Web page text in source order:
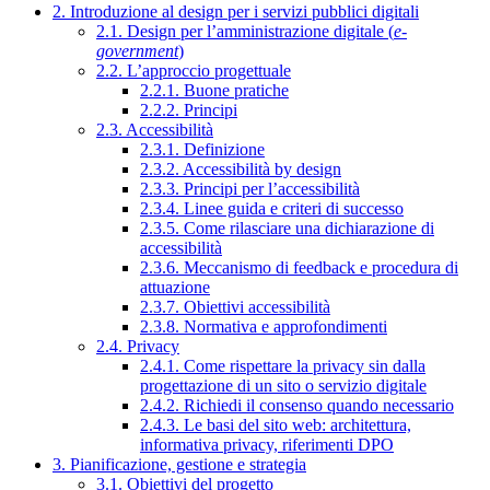
2. Introduzione al design per i servizi pubblici digitali
2.1. Design per l’amministrazione digitale (e-
government)
2.2. L’approccio progettuale
2.2.1. Buone pratiche
2.2.2. Principi
2.3. Accessibilità
2.3.1. Definizione
2.3.2. Accessibilità by design
2.3.3. Principi per l’accessibilità
2.3.4. Linee guida e criteri di successo
2.3.5. Come rilasciare una dichiarazione di
accessibilità
2.3.6. Meccanismo di feedback e procedura di
attuazione
2.3.7. Obiettivi accessibilità
2.3.8. Normativa e approfondimenti
2.4. Privacy
2.4.1. Come rispettare la privacy sin dalla
progettazione di un sito o servizio digitale
2.4.2. Richiedi il consenso quando necessario
2.4.3. Le basi del sito web: architettura,
informativa privacy, riferimenti DPO
3. Pianificazione, gestione e strategia
3.1. Obiettivi del progetto